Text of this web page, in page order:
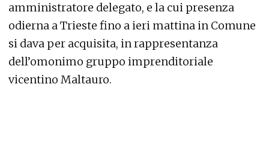
amministratore delegato, e la cui presenza
odierna a Trieste fino a ieri mattina in Comune
si dava per acquisita, in rappresentanza
dell’omonimo gruppo imprenditoriale
vicentino Maltauro.